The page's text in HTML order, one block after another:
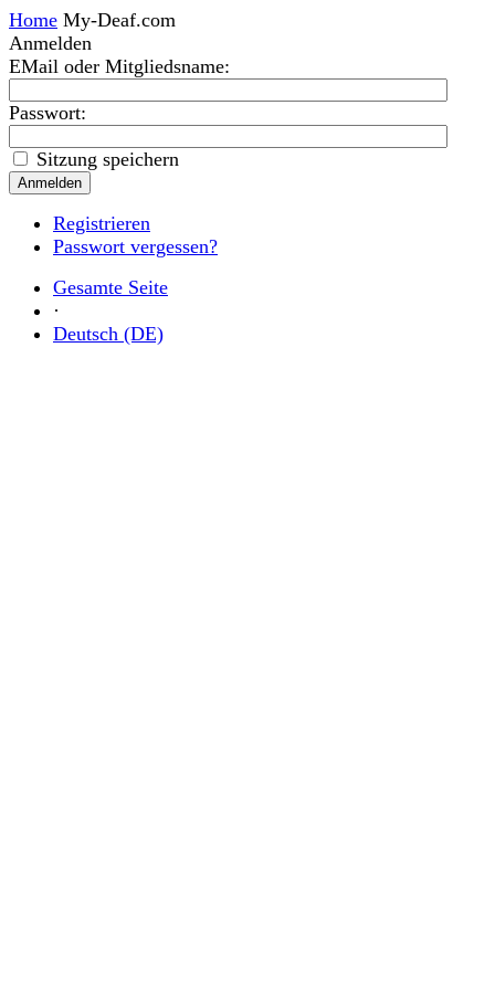
Home My-Deaf.com
Anmelden
EMail oder Mitgliedsname:
Passwort:
Sitzung speichern
Registrieren
Passwort vergessen?
Gesamte Seite
·
Deutsch (DE)